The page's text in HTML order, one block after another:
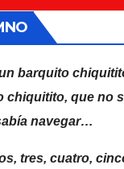
barquito
chiquitito, que no
navegar…
tres, cuatro,